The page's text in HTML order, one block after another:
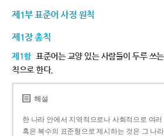
제1부 표준어 사정 원칙
제1장 총칙
제1항 표준어는 교양 있는 사람들이 두루 쓰
칙으로 한다.
해설
한 나라 안에서 지역적으로나 사회적으로 여
혹은 복수의 표준형으로 제시하는 것은 그 나